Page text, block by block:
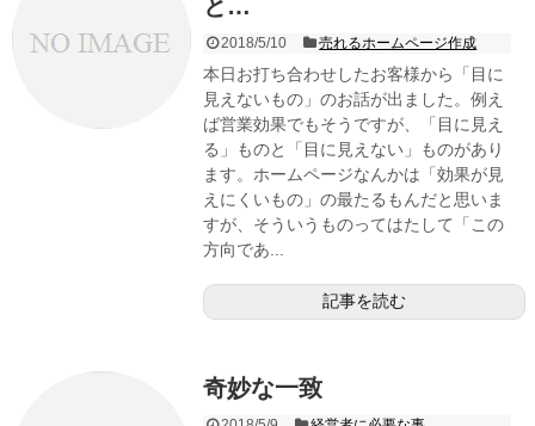
と…
2018/5/10 売れるホームページ作成
本日お打ち合わせしたお客様から「目に
見えないもの」のお話が出ました。例え
ば営業効果でもそうですが、「目に見え
る」ものと「目に見えない」ものがあり
ます。ホームページなんかは「効果が見
えにくいもの」の最たるもんだと思いま
すが、そういうものってはたして「この
方向であ...
記事を読む
奇妙な一致